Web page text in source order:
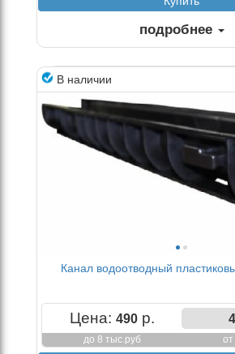
подробнее
В наличии
Канал водоотводный
Цена: 490р.
до 8 тыс.руб